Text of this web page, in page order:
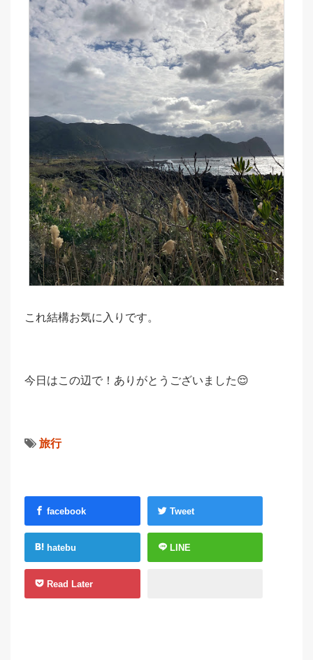
これ結構お気に入りです。
今日はこの辺で！ありがとうございました😌
旅行
facebook Tweet
hatebu LINE
Read Later